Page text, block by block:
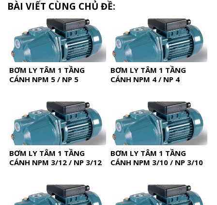
BÀI VIẾT CÙNG CHỦ ĐỀ:
BƠM LY TÂM 1 TẦNG
CÁNH NPM 5 / NP 5
BƠM LY TÂM 1 TẦNG
CÁNH NPM 4 / NP 4
BƠM LY TÂM 1 TẦNG
CÁNH NPM 3/12 / NP 3/12
BƠM LY TÂM 1 TẦNG
CÁNH NPM 3/10 / NP 3/10